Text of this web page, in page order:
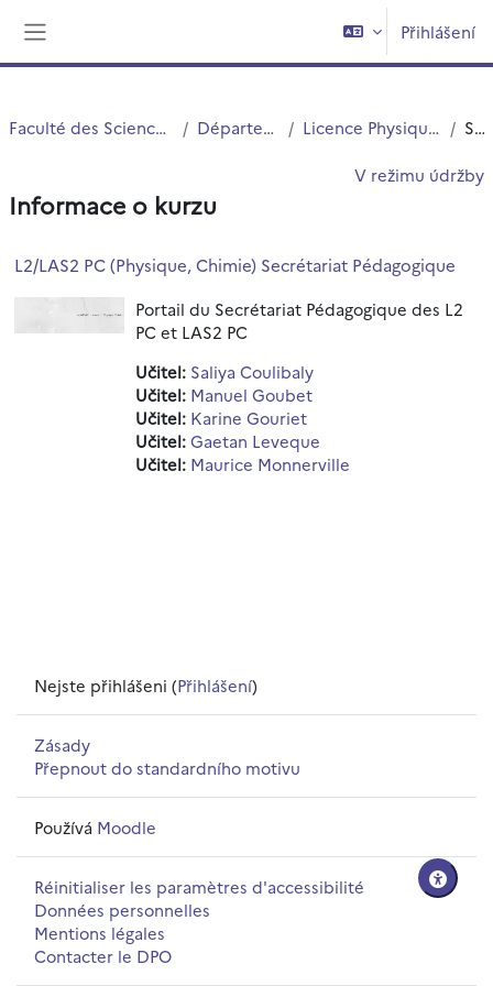
Přihlášení
Faculté des Sciences et Technologies (FST) Département Physique Licence Physique et Chimie (S3 et S4) Souhrn
V režimu údržby
Informace o kurzu
L2/LAS2 PC (Physique, Chimie) Secrétariat Pédagogique
Portail du Secrétariat Pédagogique des L2
PC et LAS2 PC
Učitel: Saliya Coulibaly
Učitel: Manuel Goubet
Učitel: Karine Gouriet
Učitel:Gaetan Leveque
Učitel: Maurice Monnerville
Nejste přihlášeni (Přihlášení)
Zásady
Přepnout do standardního motivu
Používá Moodle
Réinitialiser les paramètres d'accessibilité
Données personnelles
Mentions légales
Contacter le DPO